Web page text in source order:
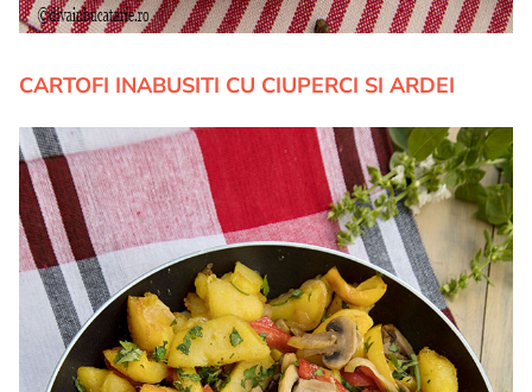
CARTOFI INABUSITI CU CIUPERCI SI ARDEI